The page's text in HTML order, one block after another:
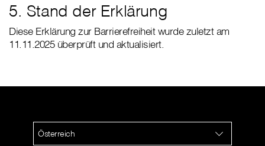
5. Stand der Erklärung
Diese Erklärung zur Barrierefreiheit wurde zuletzt am
11.11.2025 überprüft und aktualisiert.
Österreich